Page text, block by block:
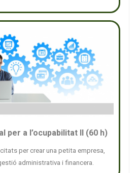
per a l’ocupabilitat II (60 h)
per crear una petita empresa,
administrativa i financera.